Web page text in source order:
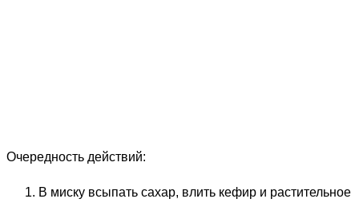
Очередность действий:
В миску всыпать сахар, влить кефир и растительное